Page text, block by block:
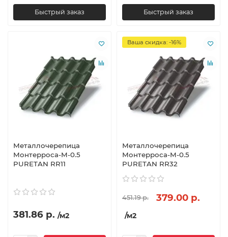
Быстрый заказ Быстрый заказ
Металлочерепица
Монтерроса-M-0.5
PURETAN RR11
381.86 р. /м2
Ваша скидка: -16%
Металлочерепица
Монтерроса-M-0.5
PURETAN RR32
451.19 р. 379.00 р.
/м2